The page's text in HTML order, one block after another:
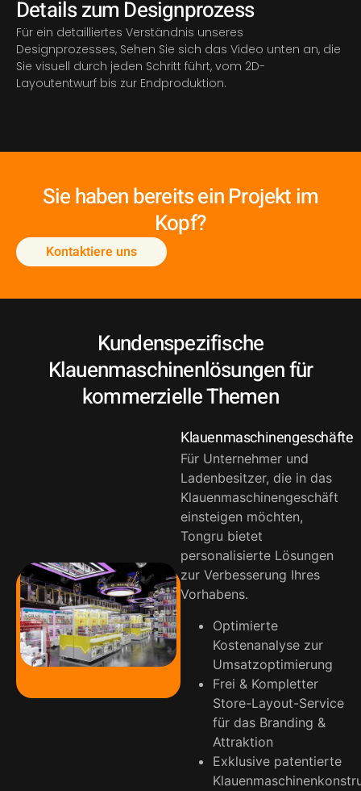
Details zum Designprozess
Für ein detailliertes Verständnis unseres
Designprozesses, Sehen Sie sich das Video unten an, die
Sie visuell durch jeden Schritt führt, vom 2D-
Layoutentwurf bis zur Endproduktion.
Sie haben bereits ein Projekt im
Kopf?
Kontaktiere uns
Kundenspezifische
Klauenmaschinenlösungen für
kommerzielle Themen
Klauenmaschinengeschäfte
Für Unternehmer und
Ladenbesitzer, die in das
Klauenmaschinengeschäft
einsteigen möchten,
Tongru bietet
personalisierte Lösungen
zur Verbesserung Ihres
Vorhabens.
Optimierte
Kostenanalyse zur
Umsatzoptimierung
Frei & Kompletter
Store-Layout-Service
für das Branding &
Attraktion
Exklusive patentierte